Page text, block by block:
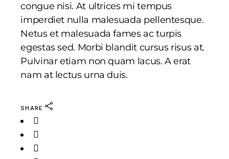
congue nisi. At ultrices mi tempus
imperdiet nulla malesuada pellentesque.
Netus et malesuada fames ac turpis
egestas sed. Morbi blandit cursus risus at.
Pulvinar etiam non quam lacus. A erat
nam at lectus urna duis.
SHARE